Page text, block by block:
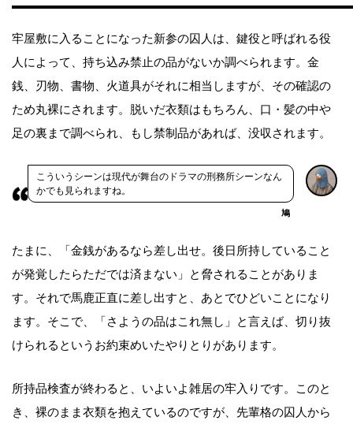
牢屋敷に入ることになった新参の囚人は、鍵役と呼ばれる役
人によって、持ち込み禁止の品がないか調べられます。金
銭、刃物、書物、火道具がそれに相当しますが、その確認の
ため丸裸にされます。脱いだ衣類はもちろん、口・髪の中や
足の裏まで調べられ、もし禁制品があれば、没収されます。
こういうシーンは現代が舞台のドラマの刑務所シーンなん
かでも見られますね。
鳩
たまに、「金銭があるなら差し出せ。後日所持していること
が発覚したらただでは済まない」と脅されることがありま
す。それで馬鹿正直に差し出すと、あとでひどいことになり
ます。そこで、「さようの品はこれ無し」と言えば、切り抜
けられるというお約束めいたやりとりがあります。
所持品検査が終わると、いよいよ雑居の牢入りです。このと
き、裸のまま衣類を抱えているのですが、先輩格の囚人から